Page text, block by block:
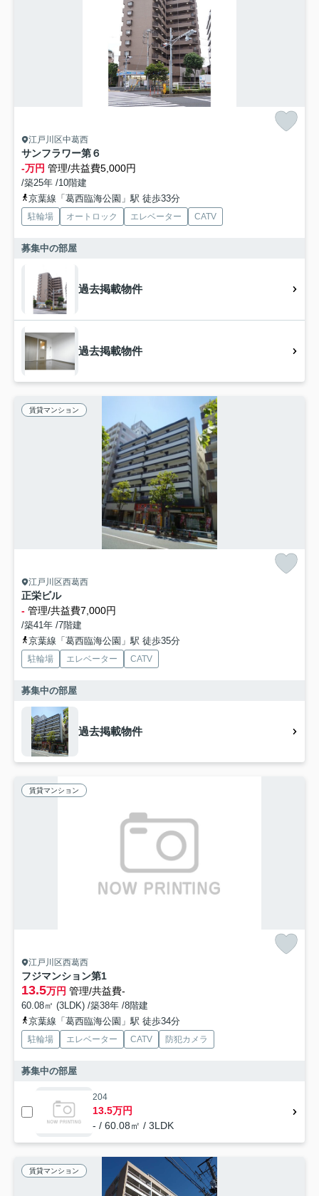
江戸川区中葛西
サンフラワー第６
-万円 管理/共益費5,000円
/築25年 /10階建
京葉線「葛西臨海公園」駅 徒歩33分
駐輪場 オートロック エレベーター CATV
募集中の部屋
過去掲載物件
過去掲載物件
賃貸マンション
江戸川区西葛西
正栄ビル
- 管理/共益費7,000円
/築41年 /7階建
京葉線「葛西臨海公園」駅 徒歩35分
駐輪場 エレベーター CATV
募集中の部屋
過去掲載物件
賃貸マンション
江戸川区西葛西
フジマンション第1
13.5万円 管理/共益費-
60.08㎡ (3LDK) /築38年 /8階建
京葉線「葛西臨海公園」駅 徒歩34分
駐輪場 エレベーター CATV 防犯カメラ
募集中の部屋
204
13.5万円
- / 60.08㎡ / 3LDK
賃貸マンション